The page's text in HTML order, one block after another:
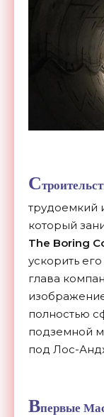
С
трудоемкий
который
The Boring
ускорить
глава
полностью
подземной
под Лос-
Впервые